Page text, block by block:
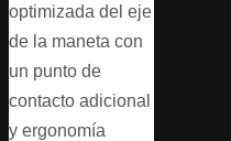
optimizada del eje
de la maneta con
un punto de
contacto adicional
y ergonomía